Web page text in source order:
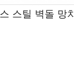
스틸 벽돌 망치